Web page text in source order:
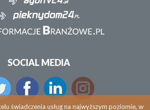
SOCIAL MEDIA
świadczenia usług na najwyższym poziomie, w